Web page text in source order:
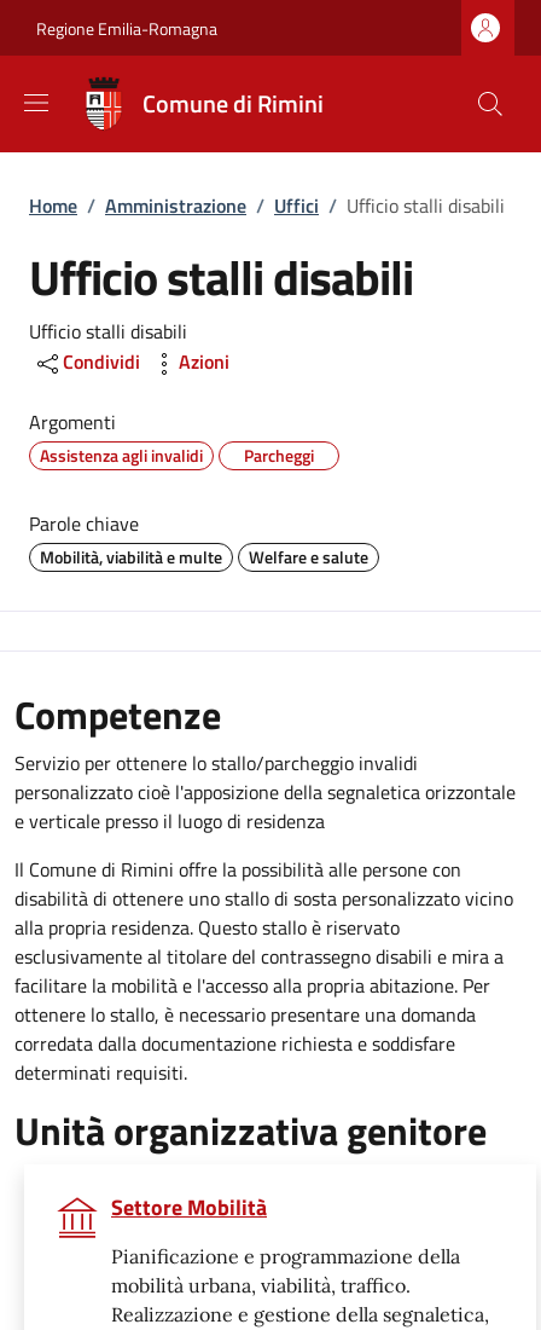
Regione Emilia-Romagna
Comune di Rimini
Briciole di pane
Home / Amministrazione / Uffici / Ufficio stalli disabili
Ufficio stalli disabili
Dettagli
Ufficio stalli disabili
Condividi
Azioni
Argomenti
Assistenza agli invalidi Parcheggi
Parole chiave
Mobilità, viabilità e multe Welfare e salute
Competenze
Servizio per ottenere lo stallo/parcheggio invalidi
personalizzato cioè l'apposizione della segnaletica orizzontale
e verticale presso il luogo di residenza
Il Comune di Rimini offre la possibilità alle persone con
disabilità di ottenere uno stallo di sosta personalizzato vicino
alla propria residenza. Questo stallo è riservato
esclusivamente al titolare del contrassegno disabili e mira a
facilitare la mobilità e l'accesso alla propria abitazione. Per
ottenere lo stallo, è necessario presentare una domanda
corredata dalla documentazione richiesta e soddisfare
determinati requisiti.
Unità organizzativa genitore
Settore Mobilità
Pianificazione e programmazione della
mobilità urbana, viabilità, traffico.
Realizzazione e gestione della segnaletica,